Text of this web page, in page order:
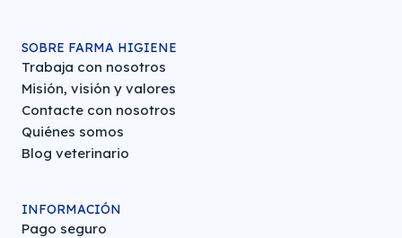
SOBRE FARMA HIGIENE
Trabaja con nosotros
Misión, visión y valores
Contacte con nosotros
Quiénes somos
Blog veterinario
INFORMACIÓN
Pago seguro